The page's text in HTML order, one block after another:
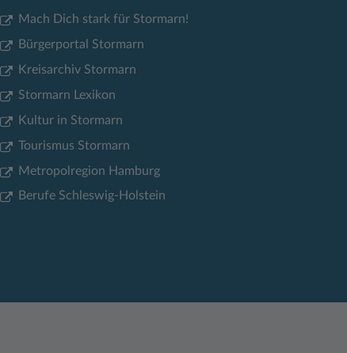
Mach Dich stark für Stormarn!
Bürgerportal Stormarn
Kreisarchiv Stormarn
Stormarn Lexikon
Kultur in Stormarn
Tourismus Stormarn
Metropolregion Hamburg
Berufe Schleswig-Holstein